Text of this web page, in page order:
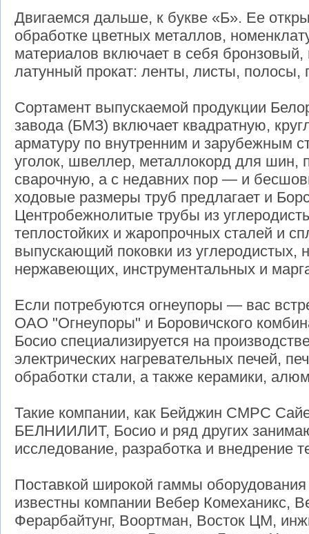
Двигаемся дальше, к букве «Б». Ее
обработке цветных металлов,
материалов включает в себя
латунный прокат: ленты, листы, полосы,
Сортамент выпускаемой продукции
завода (БМЗ) включает квадратную,
арматуру по внутренним и зарубежным
уголок, швеллер, металлокорд для шин,
сварочную, а с недавних пор — и
ходовые размеры труб предлагает и
Центробежнолитые трубы из
теплостойких и жаропрочных сталей и
выпускающий поковки из углеродистых,
нержавеющих, инструментальных и
Если потребуются огнеупоры — вас
ОАО "Огнеупоры" и Боровичского
Босио специализируется на
электрических нагревательных печей,
обработки стали, а также керамики,
Такие компании, как Бейджин СМРС
БЕЛНИИЛИТ, Босио и ряд других
исследование, разработка и внедрение
Поставкой широкой гаммы
известны компании Вебер Комеханикс,
Ферарбайтунг, Воортман, Восток ЦМ,